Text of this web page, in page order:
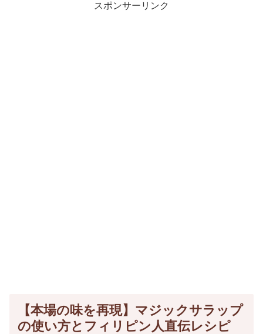
スポンサーリンク
【本場の味を再現】マジックサラップ
の使い方とフィリピン人直伝レシピ